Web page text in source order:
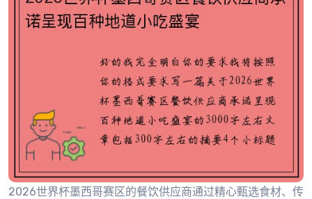
2026世界杯墨西哥赛区的餐饮供应商通过精心甄选食材、传